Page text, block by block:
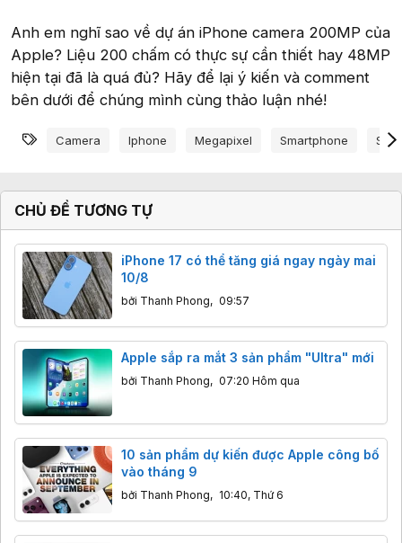
Anh em nghĩ sao về dự án iPhone camera 200MP của
Apple? Liệu 200 chấm có thực sự cần thiết hay 48MP
hiện tại đã là quá đủ? Hãy để lại ý kiến và comment
bên dưới để chúng mình cùng thảo luận nhé!
Từ khóa
Camera Iphone Megapixel Smartphone Số
CHỦ ĐỀ TƯƠNG TỰ
iPhone 17 có thể tăng giá ngay ngày mai
10/8
bởi Thanh Phong, 09:57
Apple sắp ra mắt 3 sản phẩm "Ultra" mới
bởi Thanh Phong, 07:20 Hôm qua
10 sản phẩm dự kiến được Apple công bố
vào tháng 9
bởi Thanh Phong, 10:40, Thứ 6